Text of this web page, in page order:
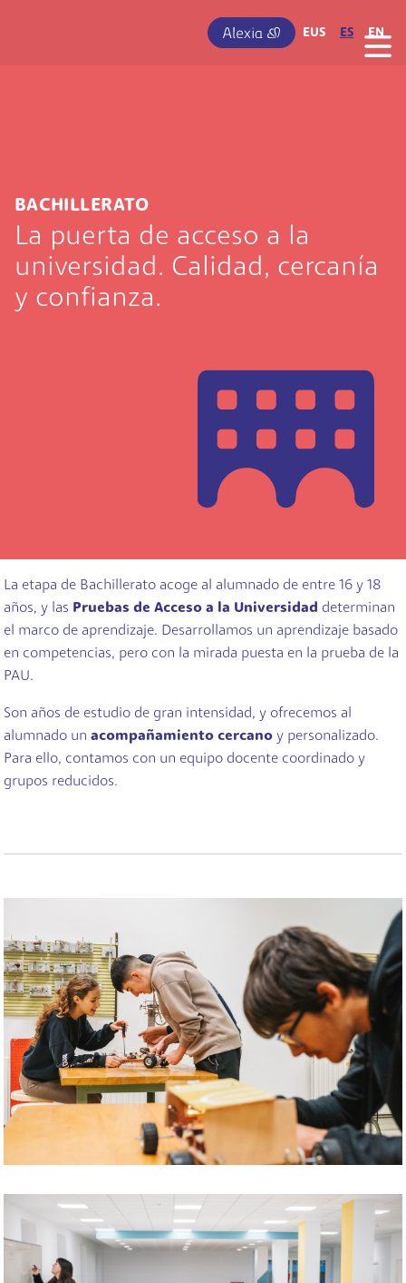
EUS ES EN
IRUDIA
BACHILLERATO
La puerta de acceso a la
universidad. Calidad, cercanía
y confianza.
La etapa de Bachillerato acoge al alumnado de entre 16 y 18
años, y las Pruebas de Acceso a la Universidad determinan
el marco de aprendizaje. Desarrollamos un aprendizaje basado
en competencias, pero con la mirada puesta en la prueba de la
PAU.
Son años de estudio de gran intensidad, y ofrecemos al
alumnado un acompañamiento cercano y personalizado.
Para ello, contamos con un equipo docente coordinado y
grupos reducidos.